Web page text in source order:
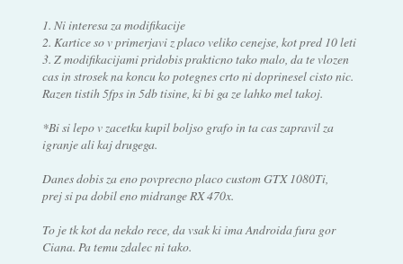
1. Ni interesa za modifikacije
2. Kartice so v primerjavi z placo veliko cenejse, kot pred 10 leti
3. Z modifikacijami pridobis prakticno tako malo, da te vlozen
cas in strosek na koncu ko potegnes crto ni doprinesel cisto nic.
Razen tistih 5fps in 5db tisine, ki bi ga ze lahko mel takoj.
*Bi si lepo v zacetku kupil boljso grafo in ta cas zapravil za
igranje ali kaj drugega.
Danes dobis za eno povprecno placo custom GTX 1080Ti,
prej si pa dobil eno midrange RX 470x.
To je tk kot da nekdo rece, da vsak ki ima Androida fura gor
Ciana. Pa temu zdalec ni tako.